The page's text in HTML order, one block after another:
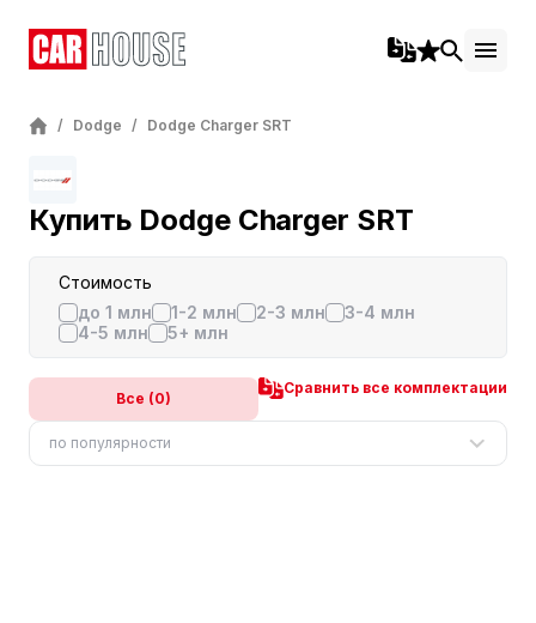
/ Dodge / Dodge Charger SRT
Купить Dodge Charger SRT
Стоимость
до 1 млн
1-2 млн 2-3 млн
3-4 млн
4-5 млн
5+ млн
Все (0)
Сравнить все комплектации
по популярности